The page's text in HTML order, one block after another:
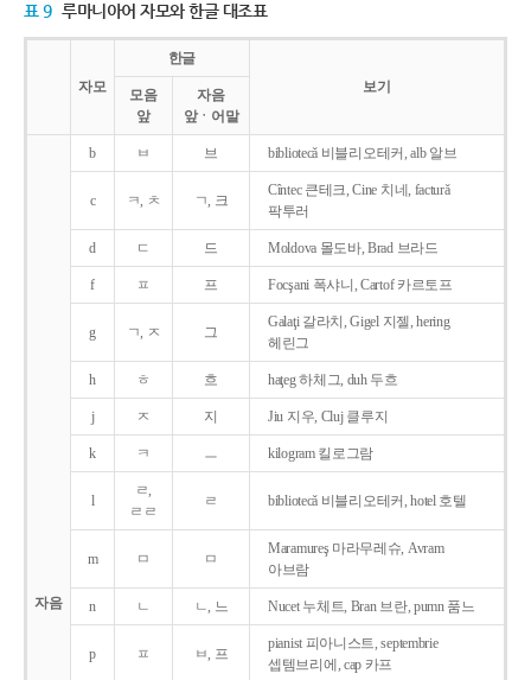
표 9 루마니아어 자모와 한글 대조표
자모
한글
보기
모음
앞
자음
앞ㆍ어말
자음
b ㅂ 브 bibliotecǎ 비블리오테커, alb 알브
c ㅋ, ㅊ ㄱ, 크
Cîntec 큰테크, Cine 치네, facturǎ
팍투러
d ㄷ 드 Moldova 몰도바, Brad 브라드
f ㅍ 프 Focşani 폭샤니, Cartof 카르토프
g ㄱ, ㅈ 그
Galaţi 갈라치, Gigel 지젤, hering
헤린그
h ㅎ 흐 haţeg 하체그, duh 두흐
j ㅈ 지 Jiu 지우, Cluj 클루지
k ㅋ ㅡ kilogram 킬로그람
l
ㄹ,
ㄹㄹ
ㄹ bibliotecǎ 비블리오테커, hotel 호텔
m ㅁ ㅁ
Maramureş 마라무레슈, Avram
아브람
n ㄴ ㄴ, 느 Nucet 누체트, Bran 브란, pumn 품느
p ㅍ ㅂ, 프
pianist 피아니스트, septembrie
셉템브리에, cap 카프